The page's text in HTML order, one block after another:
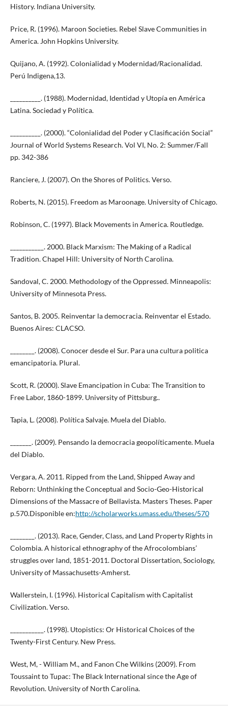
History. Indiana University.
Price, R. (1996). Maroon Societies. Rebel Slave Communities in
America. John Hopkins University.
Quijano, A. (1992). Colonialidad y Modernidad/Racionalidad.
Perú Indigena,13.
__________. (1988). Modernidad, Identidad y Utopía en América
Latina. Sociedad y Política.
__________. (2000). “Colonialidad del Poder y Clasificación Social”
Journal of World Systems Research. Vol VI, No. 2: Summer/Fall
pp. 342-386
Ranciere, J. (2007). On the Shores of Politics. Verso.
Roberts, N. (2015). Freedom as Maroonage. University of Chicago.
Robinson, C. (1997). Black Movements in America. Routledge.
___________. 2000. Black Marxism: The Making of a Radical
Tradition. Chapel Hill: University of North Carolina.
Sandoval, C. 2000. Methodology of the Oppressed. Minneapolis:
University of Minnesota Press.
Santos, B. 2005. Reinventar la democracia. Reinventar el Estado.
Buenos Aires: CLACSO.
________. (2008). Conocer desde el Sur. Para una cultura politica
emancipatoria. Plural.
Scott, R. (2000). Slave Emancipation in Cuba: The Transition to
Free Labor, 1860-1899. University of Pittsburg..
Tapia, L. (2008). Política Salvaje. Muela del Diablo.
_______. (2009). Pensando la democracia geopolíticamente. Muela
del Diablo.
Vergara, A. 2011. Ripped from the Land, Shipped Away and
Reborn: Unthinking the Conceptual and Socio-Geo-Historical
Dimensions of the Massacre of Bellavista. Masters Theses. Paper
p.570.Disponible en:http://scholarworks.umass.edu/theses/570
________. (2013). Race, Gender, Class, and Land Property Rights in
Colombia. A historical ethnography of the Afrocolombians’
struggles over land, 1851-2011. Doctoral Dissertation, Sociology,
University of Massachusetts-Amherst.
Wallerstein, I. (1996). Historical Capitalism with Capitalist
Civilization. Verso.
___________. (1998). Utopistics: Or Historical Choices of the
Twenty-First Century. New Press.
West, M, - William M., and Fanon Che Wilkins (2009). From
Toussaint to Tupac: The Black International since the Age of
Revolution. University of North Carolina.